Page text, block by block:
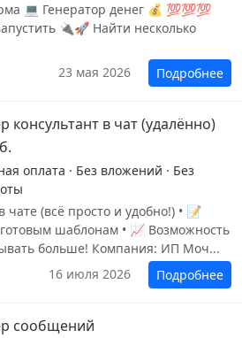
💻 Генератор денег 💰 💯💯💯
🔌🚀 Найти несколько
23 мая 2026
Подробнее
консультант в чат (удалённо)
оплата · Без вложений · Без
(всё просто и удобно!) • 📝
шаблонам • 📈 Возможность
больше! Компания: ИП Моч...
16 июля 2026
Подробнее
сообщений